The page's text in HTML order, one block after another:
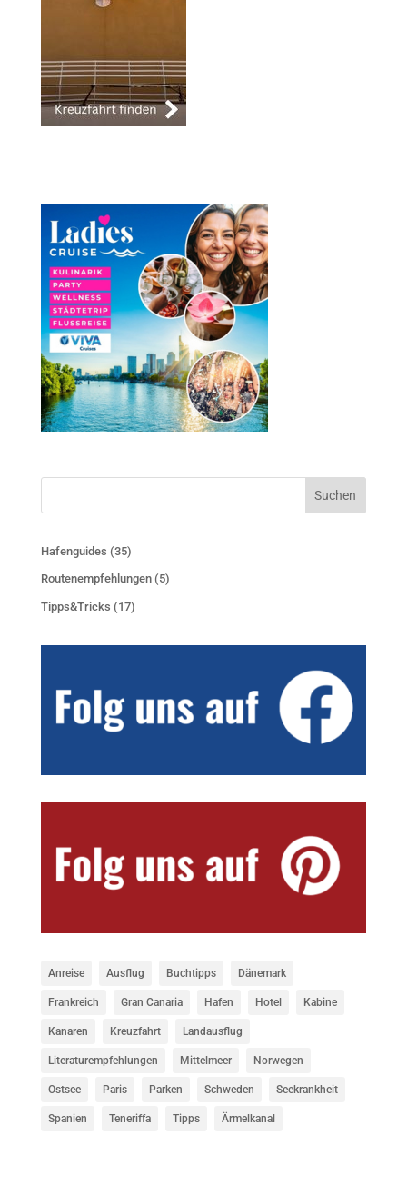
Suchen
Hafenguides (35)
Routenempfehlungen(5)
Tipps&Tricks (17)
Anreise Ausflug Buchtipps Dänemark
Frankreich Gran Canaria Hafen Hotel Kabine
Kanaren Kreuzfahrt Landausflug
Literaturempfehlungen Mittelmeer Norwegen
Ostsee Paris Parken Schweden Seekrankheit
Spanien Teneriffa Tipps Ärmelkanal